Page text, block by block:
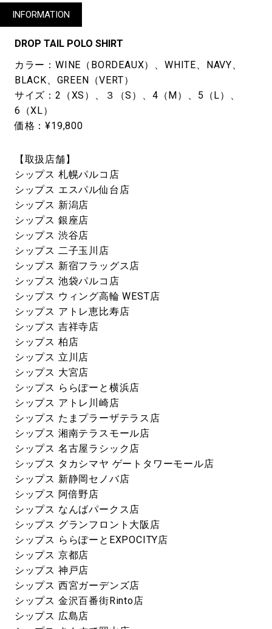
INFORMATION
DROP TAIL POLO SHIRT
カラー：WINE（BORDEAUX）、WHITE、NAVY、
BLACK、GREEN（VERT）
サイズ：2（XS）、３（S）、4（M）、5（L）、
6（XL）
価格：¥19,800
【取扱店舗】
シップス 札幌パルコ店
シップス エスパル仙台店
シップス 新潟店
シップス 銀座店
シップス 渋谷店
シップス 二子玉川店
シップス 新宿フラッグス店
シップス 池袋パルコ店
シップス ウィング高輪 WEST店
シップス アトレ恵比寿店
シップス 吉祥寺店
シップス 柏店
シップス 立川店
シップス 大宮店
シップス ららぽーと横浜店
シップス アトレ川崎店
シップス たまプラーザテラス店
シップス 湘南テラスモール店
シップス 名古屋ラシック店
シップス タカシマヤ ゲートタワーモール店
シップス 新静岡セノバ店
シップス 阿倍野店
シップス なんばパークス店
シップス グランフロント大阪店
シップス ららぽーとEXPOCITY店
シップス 京都店
シップス 神戸店
シップス 西宮ガーデンズ店
シップス 金沢百番街Rinto店
シップス 広島店